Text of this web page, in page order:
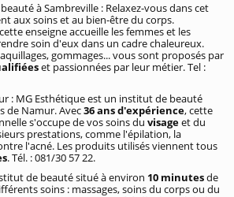
à Sambreville : Relaxez-vous dans cet
aux soins et au bien-être du corps.
enseigne accueille les femmes et les
soin d'eux dans un cadre chaleureux.
gommages... vous sont proposés par
et passionnées par leur métier. Tel :
: MG Esthétique est un institut de beauté
de Namur. Avec36 ans d'expérience, cette
s'occupe de vos soins du visageet du
prestations, comme l'épilation, la
l'acné. Les produits utilisés viennent tous
. Tél. : 081/30 57 22.
de beauté situé à environ 10 minutesde
soins : massages, soins du corps ou du